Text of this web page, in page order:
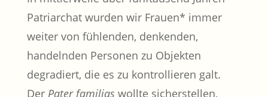
Patriarchat wurden wir Frauen* immer
weiter von fühlenden, denkenden,
handelnden Personen zu Objekten
degradiert, die es zu kontrollieren galt.
Der Pater familias wollte sicherstellen,